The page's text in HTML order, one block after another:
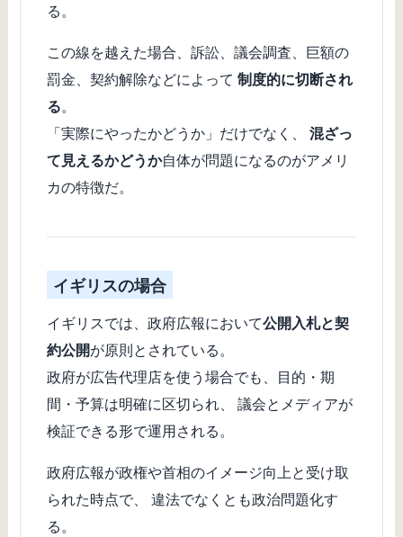
る。
この線を越えた場合、訴訟、議会調査、巨額の
罰金、契約解除などによって制度的に切断され
る。
「実際にやったかどうか」だけでなく、混ざっ
て見えるかどうか自体が問題になるのがアメリ
カの特徴だ。
イギリスの場合
イギリスでは、政府広報において公開入札と契
約公開が原則とされている。
政府が広告代理店を使う場合でも、目的・期
間・予算は明確に区切られ、 議会とメディアが
検証できる形で運用される。
政府広報が政権や首相のイメージ向上と受け取
られた時点で、 違法でなくとも政治問題化す
る。